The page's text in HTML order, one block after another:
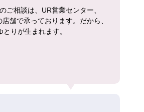
ご相談は、UR営業センター、
舗で承っております。だから、
りが生まれます。